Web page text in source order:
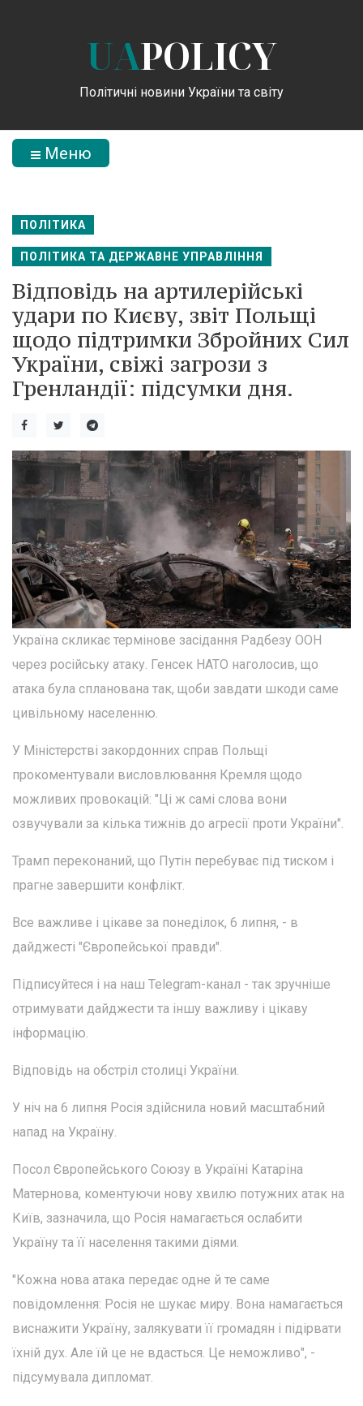
UAPOLICY
Політичні новини України та світу
Меню
ПОЛІТИКА
ПОЛІТИКА ТА ДЕРЖАВНЕ УПРАВЛІННЯ
Відповідь на артилерійські
удари по Києву, звіт Польщі
щодо підтримки Збройних Сил
України, свіжі загрози з
Гренландії: підсумки дня.
Україна скликає термінове засідання Радбезу ООН
через російську атаку. Генсек НАТО наголосив, що
атака була спланована так, щоби завдати шкоди саме
цивільному населенню.
У Міністерстві закордонних справ Польщі
прокоментували висловлювання Кремля щодо
можливих провокацій: "Ці ж самі слова вони
озвучували за кілька тижнів до агресії проти України".
Трамп переконаний, що Путін перебуває під тиском і
прагне завершити конфлікт.
Все важливе і цікаве за понеділок, 6 липня, - в
дайджесті "Європейської правди".
Підписуйтеся і на наш Telegram-канал - так зручніше
отримувати дайджести та іншу важливу і цікаву
інформацію.
Відповідь на обстріл столиці України.
У ніч на 6 липня Росія здійснила новий масштабний
напад на Україну.
Посол Європейського Союзу в Україні Катаріна
Матернова, коментуючи нову хвилю потужних атак на
Київ, зазначила, що Росія намагається ослабити
Україну та її населення такими діями.
"Кожна нова атака передає одне й те саме
повідомлення: Росія не шукає миру. Вона намагається
виснажити Україну, залякувати її громадян і підірвати
їхній дух. Але їй це не вдасться. Це неможливо", -
підсумувала дипломат.